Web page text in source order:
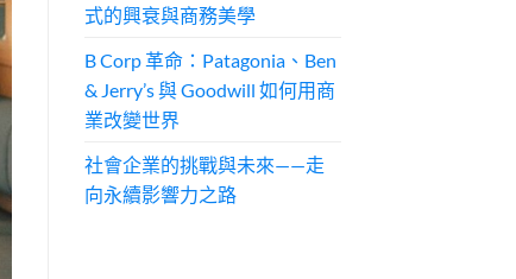
式的興衰與商務美學
B Corp 革命：Patagonia、Ben
& Jerry’s 與 Goodwill 如何用商
業改變世界
社會企業的挑戰與未來——走
向永續影響力之路